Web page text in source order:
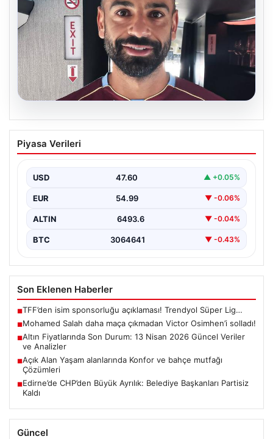
Mohamed Salah daha maça çıkmadan
Victor Osimhen’i solladı!
Piyasa Verileri
USD 47.60 ▲ +0.05%
EUR 54.99 ▼ -0.06%
ALTIN 6493.6 ▼ -0.04%
BTC 3064641 ▼ -0.43%
Son Eklenen Haberler
■TFF’den isim sponsorluğu açıklaması! Trendyol Süper Lig…
■Mohamed Salah daha maça çıkmadan Victor Osimhen’i solladı!
■Altın Fiyatlarında Son Durum: 13 Nisan 2026 Güncel Veriler
ve Analizler
■Açık Alan Yaşam alanlarında Konfor ve bahçe mutfağı
Çözümleri
■Edirne’de CHP’den Büyük Ayrılık: Belediye Başkanları Partisiz
Kaldı
Güncel